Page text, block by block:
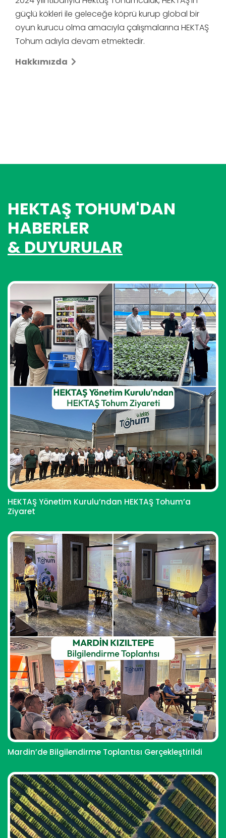
güçlü kökleri ile geleceğe köprü kurup global bir
oyun kurucu olma amacıyla çalışmalarına HEKTAŞ
Tohum adıyla devam etmektedir.
Hakkımızda
HEKTAŞ TOHUM'DAN
HABERLER
& DUYURULAR
HEKTAŞ Yönetim Kurulu’ndan HEKTAŞ Tohum’a
Ziyaret
Mardin’de Bilgilendirme Toplantısı Gerçekleştirildi